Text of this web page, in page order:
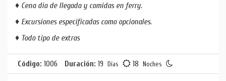
♦ Cena día de llegada y comidas en ferry.
♦ Excursiones especificadas como opcionales.
♦ Todo tipo de extras
Código: 1006 Duración: 19 Días 18 Noches